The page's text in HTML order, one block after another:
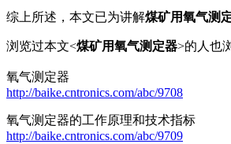
综上所述，本文已为讲解煤矿用氧气测
浏览过本文<煤矿用氧气测定器>的人也
氧气测定器
http://baike.cntronics.com/abc/9708
氧气测定器的工作原理和技术指标
http://baike.cntronics.com/abc/9709